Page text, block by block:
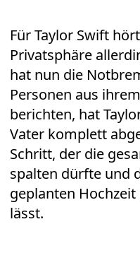
Für Taylor Swift
Privatsphäre
hat nun die
Personen aus
berichten, hat
Vater komplett
Schritt, der die
spalten dürfte und
geplanten
lässt.